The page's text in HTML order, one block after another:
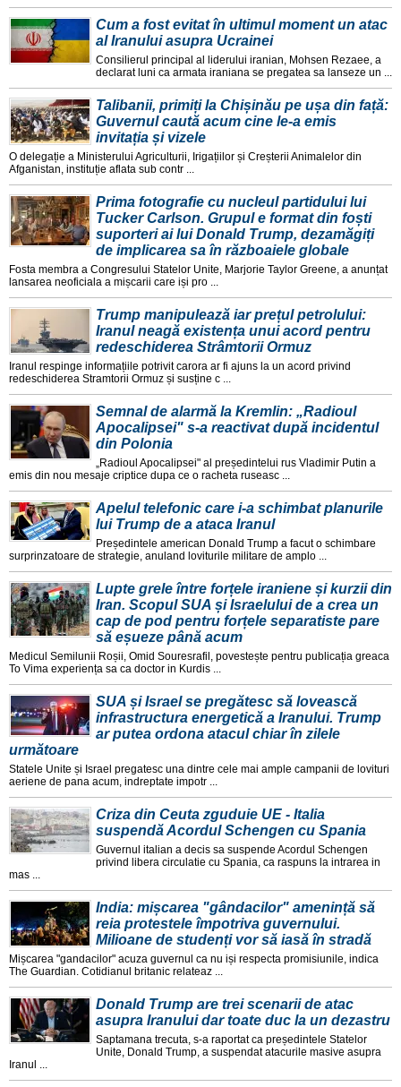
Cum a fost evitat în ultimul moment un atac
al Iranului asupra Ucrainei
Consilierul principal al liderului iranian, Mohsen Rezaee, a
declarat luni ca armata iraniana se pregatea sa lanseze un ...
Talibanii, primiți la Chișinău pe ușa din față:
Guvernul caută acum cine le-a emis
invitația și vizele
O delegație a Ministerului Agriculturii, Irigațiilor și Creșterii Animalelor din
Afganistan, instituție aflata sub contr ...
Prima fotografie cu nucleul partidului lui
Tucker Carlson. Grupul e format din foști
suporteri ai lui Donald Trump, dezamăgiți
de implicarea sa în războaiele globale
Fosta membra a Congresului Statelor Unite, Marjorie Taylor Greene, a anunțat
lansarea neoficiala a mișcarii care iși pro ...
Trump manipulează iar prețul petrolului:
Iranul neagă existența unui acord pentru
redeschiderea Strâmtorii Ormuz
Iranul respinge informațiile potrivit carora ar fi ajuns la un acord privind
redeschiderea Stramtorii Ormuz și susține c ...
Semnal de alarmă la Kremlin: „Radioul
Apocalipsei" s-a reactivat după incidentul
din Polonia
„Radioul Apocalipsei" al președintelui rus Vladimir Putin a
emis din nou mesaje criptice dupa ce o racheta ruseasc ...
Apelul telefonic care i-a schimbat planurile
lui Trump de a ataca Iranul
Președintele american Donald Trump a facut o schimbare
surprinzatoare de strategie, anuland loviturile militare de amplo ...
Lupte grele între forțele iraniene și kurzii din
Iran. Scopul SUA și Israelului de a crea un
cap de pod pentru forțele separatiste pare
să eșueze până acum
Medicul Semilunii Roșii, Omid Souresrafil, povestește pentru publicația greaca
To Vima experiența sa ca doctor in Kurdis ...
SUA și Israel se pregătesc să lovească
infrastructura energetică a Iranului. Trump
ar putea ordona atacul chiar în zilele
următoare
Statele Unite și Israel pregatesc una dintre cele mai ample campanii de lovituri
aeriene de pana acum, indreptate impotr ...
Criza din Ceuta zguduie UE - Italia
suspendă Acordul Schengen cu Spania
Guvernul italian a decis sa suspende Acordul Schengen
privind libera circulatie cu Spania, ca raspuns la intrarea in
mas ...
India: mișcarea "gândacilor" amenință să
reia protestele împotriva guvernului.
Milioane de studenți vor să iasă în stradă
Mișcarea "gandacilor" acuza guvernul ca nu iși respecta promisiunile, indica
The Guardian. Cotidianul britanic relateaz ...
Donald Trump are trei scenarii de atac
asupra Iranului dar toate duc la un dezastru
Saptamana trecuta, s-a raportat ca președintele Statelor
Unite, Donald Trump, a suspendat atacurile masive asupra
Iranul ...